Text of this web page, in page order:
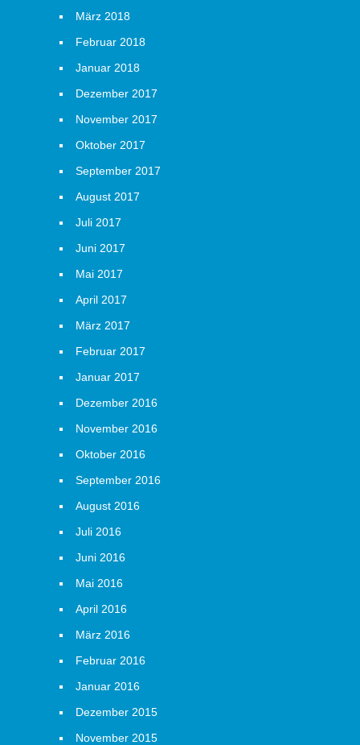
März 2018
Februar 2018
Januar 2018
Dezember 2017
November 2017
Oktober 2017
September 2017
August 2017
Juli 2017
Juni 2017
Mai 2017
April 2017
März 2017
Februar 2017
Januar 2017
Dezember 2016
November 2016
Oktober 2016
September 2016
August 2016
Juli 2016
Juni 2016
Mai 2016
April 2016
März 2016
Februar 2016
Januar 2016
Dezember 2015
November 2015